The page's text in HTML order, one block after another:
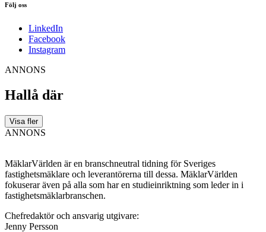
Följ oss
LinkedIn
Facebook
Instagram
ANNONS
Hallå där
Visa fler
ANNONS
MäklarVärlden är en branschneutral tidning för Sveriges
fastighetsmäklare och leverantörerna till dessa. MäklarVärlden
fokuserar även på alla som har en studieinriktning som leder in i
fastighetsmäklarbranschen.
Chefredaktör och ansvarig utgivare:
Jenny Persson